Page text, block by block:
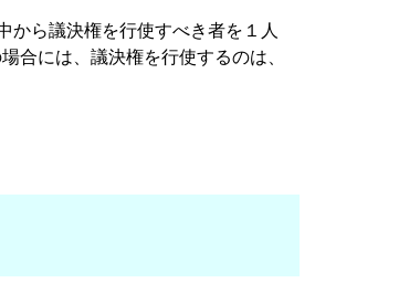
ら議決権を行使すべき者を１人
合には、議決権を行使するのは、